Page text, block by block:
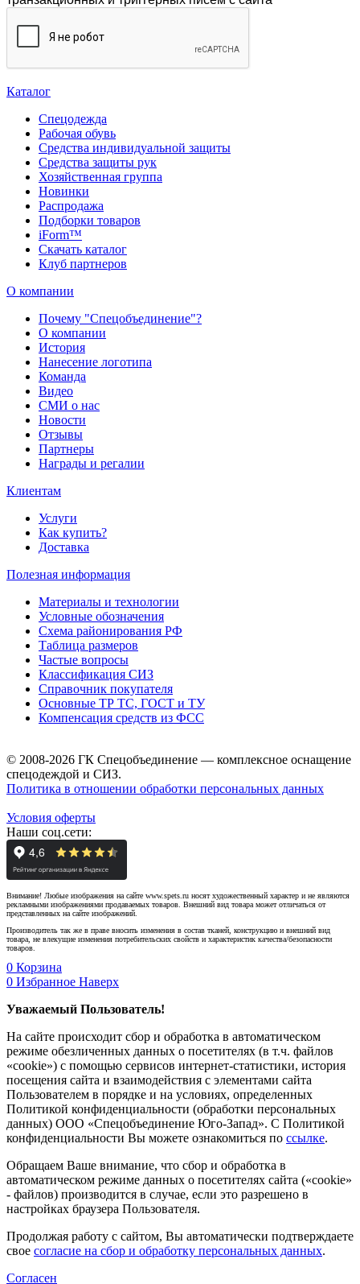
Каталог
Спецодежда
Рабочая обувь
Средства индивидуальной защиты
Средства защиты рук
Хозяйственная группа
Новинки
Распродажа
Подборки товаров
iForm™
Скачать каталог
Клуб партнеров
О компании
Почему "Спецобъединение"?
О компании
История
Нанесение логотипа
Команда
Видео
СМИ о нас
Новости
Отзывы
Партнеры
Награды и регалии
Клиентам
Услуги
Как купить?
Доставка
Полезная информация
Материалы и технологии
Условные обозначения
Схема районирования РФ
Таблица размеров
Частые вопросы
Классификация СИЗ
Справочник покупателя
Основные ТР ТС, ГОСТ и ТУ
Компенсация средств из ФСС
© 2008-2026 ГК Спецобъединение — комплексное оснащение
спецодеждой и СИЗ.
Политика в отношении обработки персональных данных
Условия оферты
Наши соц.сети:
Внимание! Любые изображения на сайте www.spets.ru носят художественный характер и не являются
рекламными изображениями продаваемых товаров. Внешний вид товара может отличаться от
представленных на сайте изображений.
Производитель так же в праве вносить изменения в состав тканей, конструкцию и внешний вид
товара, не влекущие изменения потребительских свойств и характеристик качества/безопасности
товаров.
0 Корзина
0 Избранное Наверх
Уважаемый Пользователь!
На сайте происходит сбор и обработка в автоматическом
режиме обезличенных данных о посетителях (в т.ч. файлов
«cookie») с помощью сервисов интернет-статистики, история
посещения сайта и взаимодействия с элементами сайта
Пользователем в порядке и на условиях, определенных
Политикой конфиденциальности (обработки персональных
данных) ООО «Спецобъединение Юго-Запад». С Политикой
конфиденциальности Вы можете ознакомиться по ссылке.
Обращаем Ваше внимание, что сбор и обработка в
автоматическом режиме данных о посетителях сайта («cookie»
- файлов) производится в случае, если это разрешено в
настройках браузера Пользователя.
Продолжая работу с сайтом, Вы автоматически подтверждаете
свое согласие на сбор и обработку персональных данных.
Согласен